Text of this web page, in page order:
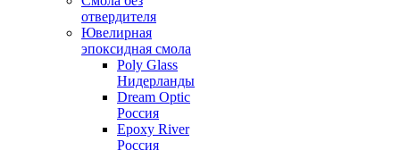
отвердителя
Ювелирная
эпоксидная смола
Poly Glass
Нидерланды
Dream Optic
Россия
Epoxy River
Россия